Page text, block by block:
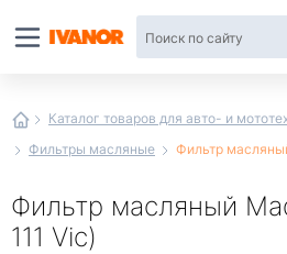
Каталог товаров для авто- и
Фильтры масляные
Фильтр
Фильтр масляный
111 Vic)
интернет-